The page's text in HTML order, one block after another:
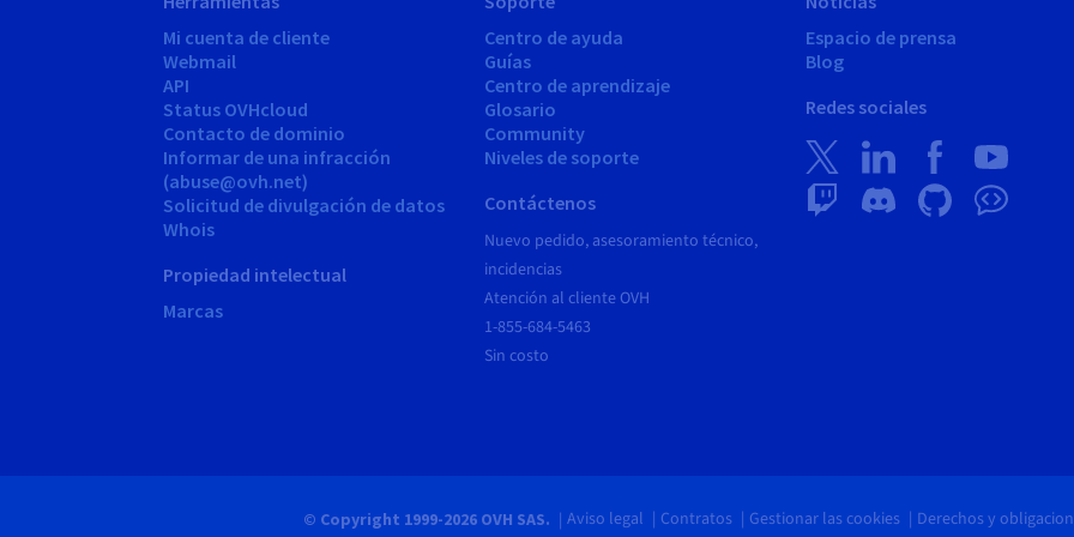
Mi cuenta de cliente
Webmail
API
Status OVHcloud
Contacto de dominio
Informar de una infracción
(abuse@ovh.net)
Solicitud de divulgación de datos
Whois
Propiedad intelectual
Marcas
Centro de ayuda
Guías
Centro de aprendizaje
Glosario
Community
Niveles de soporte
Contáctenos
Nuevo pedido, asesoramiento técnico,
incidencias
Atención al cliente OVH
1-855-684-5463
Sin costo
Espacio de prensa
Blog
Redes sociales
© Copyright 1999-2026 OVH SAS. Aviso legal Contratos Gestionar las cookies
Derechos y